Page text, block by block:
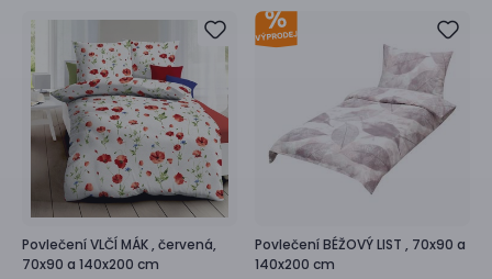
PovlečeníVLČÍ MÁK , červená,
70x90 a 140x200 cm
PovlečeníBÉŽOVÝ LIST , 70x90 a
140x200 cm